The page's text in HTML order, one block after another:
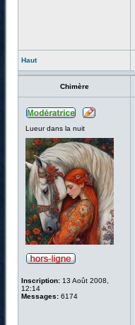
Haut
Chimère
Lueur dans la nuit
Inscription: 13 Août 2008,
12:14
Messages: 6174